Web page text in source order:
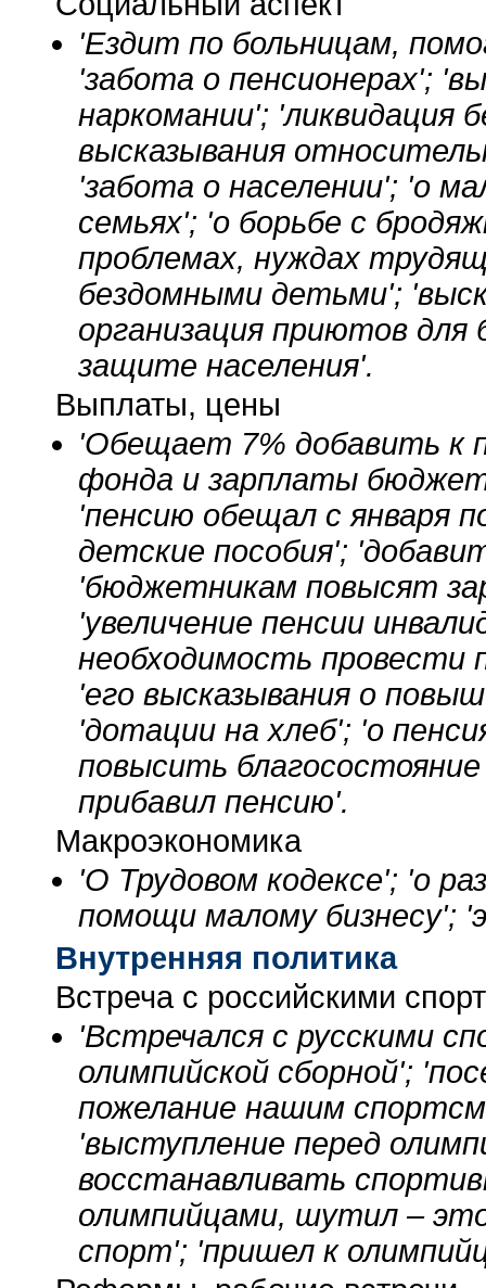
'Ездит по больницам,
'забота о пенсионерах';
наркомании'; 'ликвидация
высказывания
'забота о населении'; 'о
семьях'; 'о борьбе с
проблемах, нуждах
бездомными детьми';
организация приютов для
защите населения'.
Выплаты, цены
'Обещает 7% добавить к
фонда и зарплаты
'пенсию обещал с января
детские пособия';
'бюджетникам повысят
'увеличение пенсии
необходимость провести
'его высказывания о
'дотации на хлеб'; 'о
повысить
прибавил пенсию'.
Макроэкономика
'О Трудовом кодексе'; 'о
помощи малому бизнесу';
Внутренняя политика
Встреча с российскими
'Встречался с русскими
олимпийской сборной';
пожелание нашим
'выступление перед
восстанавливать
олимпийцами, шутил –
спорт'; 'пришел к